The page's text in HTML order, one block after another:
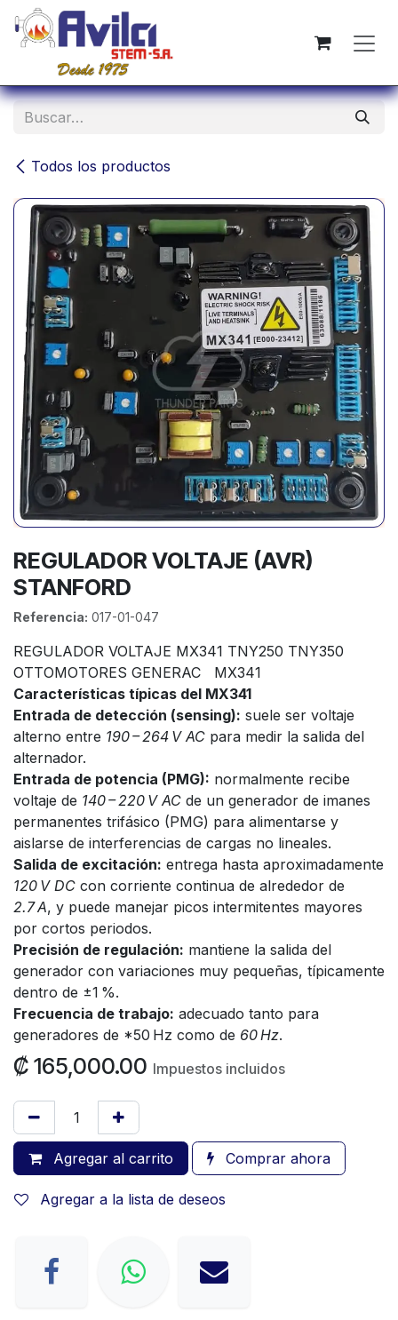
Ir al contenido
Todos los productos
REGULADOR VOLTAJE (AVR)
STANFORD
Referencia: 017-01-047
REGULADOR VOLTAJE MX341 TNY250 TNY350
OTTOMOTORES GENERAC MX341
Características típicas del MX341
Entrada de detección (sensing): suele ser voltaje
alterno entre 190 – 264 V AC para medir la salida del
alternador.
Entrada de potencia (PMG): normalmente recibe
voltaje de 140 – 220 V AC de un generador de imanes
permanentes trifásico (PMG) para alimentarse y
aislarse de interferencias de cargas no lineales.
Salida de excitación: entrega hasta aproximadamente
120 V DC con corriente continua de alrededor de
2.7 A, y puede manejar picos intermitentes mayores
por cortos periodos.
Precisión de regulación: mantiene la salida del
generador con variaciones muy pequeñas, típicamente
dentro de ±1 %.
Frecuencia de trabajo: adecuado tanto para
generadores de *50 Hz como de 60 Hz.
₡ 165,000.00 Impuestos incluidos
Agregar al carrito Comprar ahora
Agregar a la lista de deseos